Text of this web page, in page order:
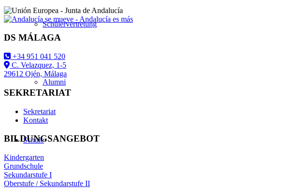
Schülervertretung
Alumni
Schule
DS MÁLAGA
+34 951 041 520
C. Velazquez, 1-5
29612 Ojén, Málaga
SEKRETARIAT
Sekretariat
Kontakt
BILDUNGSANGEBOT
Kindergarten
Grundschule
Sekundarstufe I
Oberstufe / Sekundarstufe II